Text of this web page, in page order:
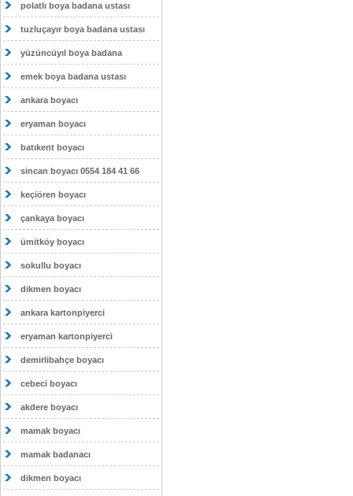
polatlı boya badana ustası
tuzluçayır boya badana ustası
yüzüncüyıl boya badana
emek boya badana ustası
ankara boyacı
eryaman boyacı
batıkent boyacı
sincan boyacı 0554 184 41 66
keçiören boyacı
çankaya boyacı
ümitköy boyacı
sokullu boyacı
dikmen boyacı
ankara kartonpiyerci
eryaman kartonpiyerci
demirlibahçe boyacı
cebeci boyacı
akdere boyacı
mamak boyacı
mamak badanacı
dikmen boyacı